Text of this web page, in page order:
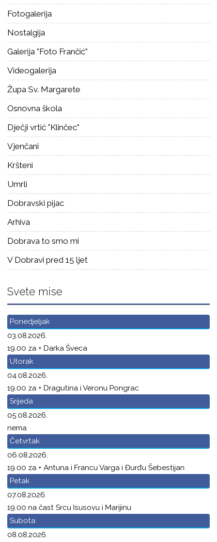
Fotogalerija
Nostalgija
Galerija "Foto Frančić"
Videogalerija
Župa Sv. Margarete
Osnovna škola
Dječji vrtić "Klinčec"
Vjenčani
Kršteni
Umrli
Dobravski pijac
Arhiva
Dobrava to smo mi
V Dobravi pred 15 ljet
Svete mise
Ponedjeljak
03.08.2026.
19.00 za + Darka Šveca
Utorak
04.08.2026.
19.00 za + Dragutina i Veronu Pongrac
Srijeda
05.08.2026.
nema
Četvrtak
06.08.2026.
19.00 za + Antuna i Francu Varga i Đurđu Šebestijan
Petak
07.08.2026.
19.00 na čast Srcu Isusovu i Marijinu
Subota
08.08.2026.